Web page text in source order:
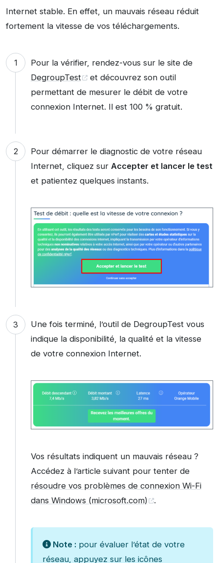
Internet stable. En effet, un mauvais réseau réduit
fortement la vitesse de vos téléchargements.
Pour la vérifier, rendez-vous sur le site de
DegroupTest
et découvrez son outil
permettant de mesurer le débit de votre
connexion Internet. Il est 100 % gratuit.
Pour démarrer le diagnostic de votre réseau
Internet, cliquez sur Accepter et lancer le test
et patientez quelques instants.
Une fois terminé, l’outil de DegroupTest vous
indique la disponibilité, la qualité et la vitesse
de votre connexion Internet.
Vos résultats indiquent un mauvais réseau ?
Accédez à l’article suivant pour tenter de
résoudre vos problèmes de connexion Wi-Fi
dans Windows (microsoft.com)
.
Note :pour évaluer l’état de votre
réseau, appuyez sur les icônes